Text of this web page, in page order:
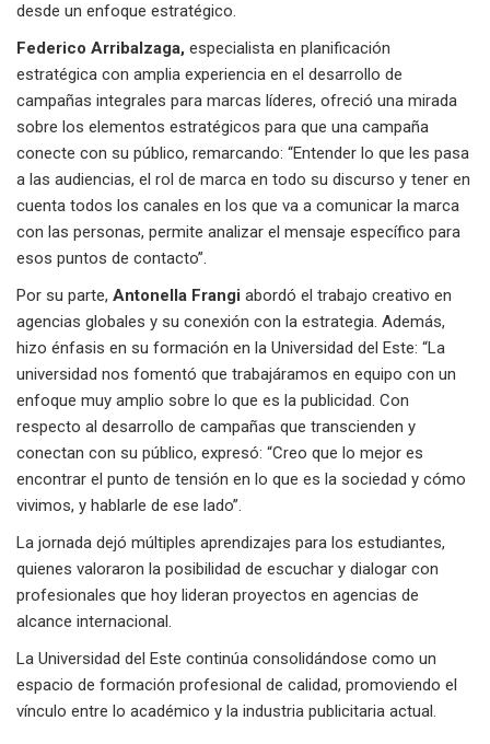
desde un enfoque estratégico.
Federico Arribalzaga, especialista en planificación
estratégica con amplia experiencia en el desarrollo de
campañas integrales para marcas líderes, ofreció una mirada
sobre los elementos estratégicos para que una campaña
conecte con su público, remarcando: “Entender lo que les pasa
a las audiencias, el rol de marca en todo su discurso y tener en
cuenta todos los canales en los que va a comunicar la marca
con las personas, permite analizar el mensaje específico para
esos puntos de contacto”.
Por su parte, Antonella Frangi abordó el trabajo creativo en
agencias globales y su conexión con la estrategia. Además,
hizo énfasis en su formación en la Universidad del Este: “La
universidad nos fomentó que trabajáramos en equipo con un
enfoque muy amplio sobre lo que es la publicidad. Con
respecto al desarrollo de campañas que transcienden y
conectan con su público, expresó: “Creo que lo mejor es
encontrar el punto de tensión en lo que es la sociedad y cómo
vivimos, y hablarle de ese lado”.
La jornada dejó múltiples aprendizajes para los estudiantes,
quienes valoraron la posibilidad de escuchar y dialogar con
profesionales que hoy lideran proyectos en agencias de
alcance internacional.
La Universidad del Este continúa consolidándose como un
espacio de formación profesional de calidad, promoviendo el
vínculo entre lo académico y la industria publicitaria actual.